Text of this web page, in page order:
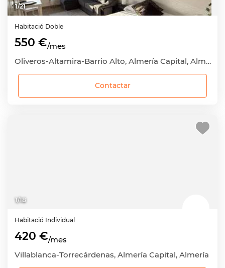
1/21
Habitació Doble
550 €/mes
Oliveros-Altamira-Barrio Alto, Almería Capital, Almería
Contactar
1/18
Habitació Individual
420 €/mes
Villablanca-Torrecárdenas, Almería Capital, Almería